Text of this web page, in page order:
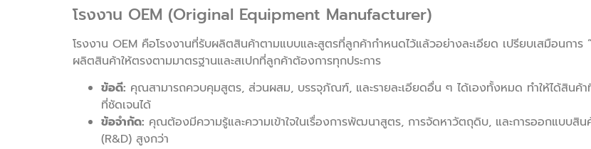
โรงงาน OEM (Original Equipment Manufacturer)
โรงงาน OEM คือโรงงานที่รับผลิตสินค้าตามแบบและสูตรที่ลูกค้ากำหนดไว้แล้วอย่างละเอียด เปรียบเสมือนกา
ผลิตสินค้าให้ตรงตามมาตรฐานและสเปกที่ลูกค้าต้องการทุกประการ
ข้อดี: คุณสามารถควบคุมสูตร, ส่วนผสม, บรรจุภัณฑ์, และรายละเอียดอื่น ๆ ได้เองทั้งหมด ทำให้ได้สินค้า
ที่ชัดเจนได้
ข้อจำกัด: คุณต้องมีความรู้และความเข้าใจในเรื่องการพัฒนาสูตร, การจัดหาวัตถุดิบ, และการออกแบบสิน
(R&D) สูงกว่า